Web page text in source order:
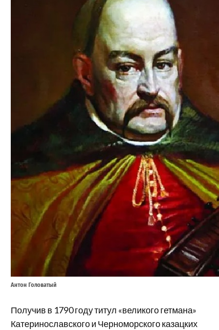
Антон Головатый
Получив в 1790 году титул «великого гетмана»
Катеринославского и Черноморского казацких